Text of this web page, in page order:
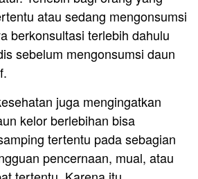
atau sedang mengonsumsi
berkonsultasi terlebih dahulu
sebelum mengonsumsi daun
juga mengingatkan
kelor berlebihan bisa
tertentu pada sebagian
pencernaan, mual, atau